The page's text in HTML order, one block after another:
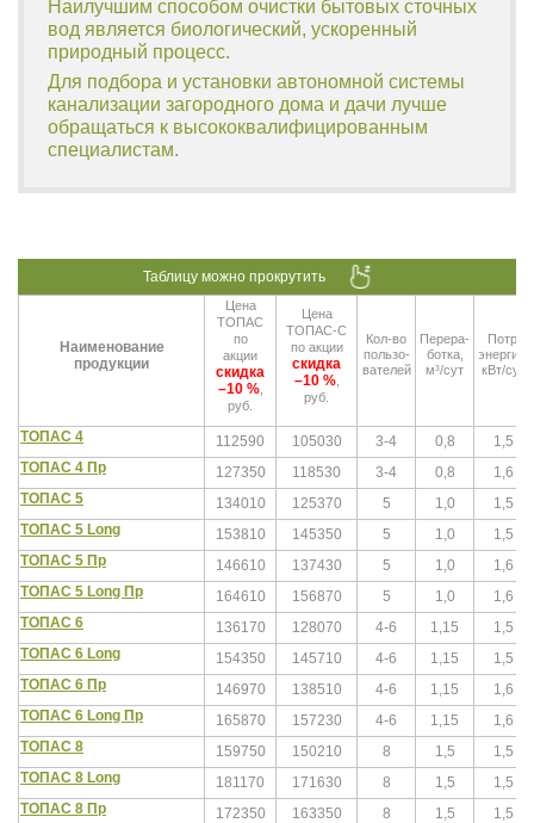
Наилучшим способом очистки бытовых сточных
вод является биологический, ускоренный
природный процесс.
Для подбора и установки автономной системы
канализации загородного дома и дачи лучше
обращаться к высококвалифицированным
специалистам.
Наименование
продукции
Цена
ТОПАС
по
акции
скидка
–10 %,
руб.
Цена
ТОПАС-С
по акции
скидка
–10 %,
руб.
Кол-во
пользо-
вателей
Перера-
ботка,
м³/сут
Потр.
энергия,
кВт/сут
ТОПАС 4 112590 105030 3-4 0,8
1,5
ТОПАС 4 Пр
127350 118530 3-4 0,8
1,6
ТОПАС 5
134010 125370 5 1,0
1,5
ТОПАС 5 Long
153810 145350 5 1,0
1,5
ТОПАС 5 Пр
146610 137430 5 1,0
1,6
ТОПАС 5 Long Пр
164610 156870 5 1,0
1,6
ТОПАС 6
136170 128070 4-6 1,15
1,5
ТОПАС 6 Long
154350 145710 4-6 1,15
1,5
ТОПАС 6 Пр
146970 138510 4-6 1,15
1,6
ТОПАС 6 Long Пр
165870 157230 4-6 1,15
1,6
ТОПАС 8
159750 150210 8 1,5
1,5
ТОПАС 8 Long
181170 171630 8 1,5
1,5
ТОПАС 8 Пр
172350 163350 8 1,5
1,5